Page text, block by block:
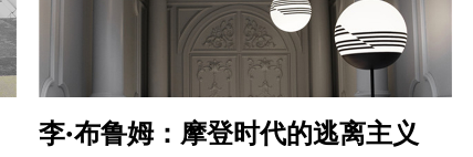
李·布鲁姆：摩登时代的逃离主义